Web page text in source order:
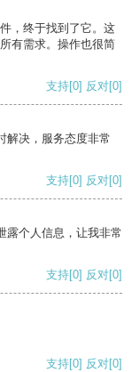
，终于找到了它。这
有需求。操作也很简
支持[0] 反对[0]
解决，服务态度非常
支持[0] 反对[0]
露个人信息，让我非常
支持[0] 反对[0]
支持[0] 反对[0]